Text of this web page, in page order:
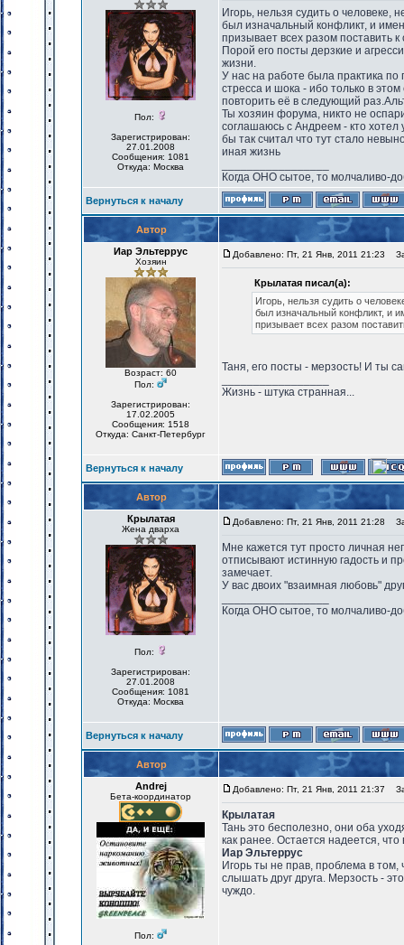
Пол:
Зарегистрирован:
27.01.2008
Сообщения: 1081
Откуда: Москва
Игорь, нельзя судить о человеке,
был изначальный конфликт, и
призывает всех разом поставить к
Порой его посты дерзкие и
жизни.
У нас на работе была практика по
стресса и шока - ибо только в
повторить её в следующий
Ты хозяин форума, никто не
соглашаюсь с Андреем - кто
бы так считал что тут стало
иная жизнь
Когда ОНО сытое, то молчаливо-
Вернуться к началу
Автор
Иар Эльтеррус
Хозяин
Возраст: 60
Пол:
Зарегистрирован:
17.02.2005
Сообщения: 1518
Откуда: Санкт-Петербург
Добавлено: Пт, 21 Янв, 2011 21:23
Крылатая писал(а):
Игорь, нельзя судить о
был изначальный конфликт, и
призывает всех разом
Таня, его посты - мерзость! И ты
Жизнь - штука странная...
Вернуться к началу
Автор
Крылатая
Жена дварха
Пол:
Зарегистрирован:
27.01.2008
Сообщения: 1081
Откуда: Москва
Добавлено: Пт, 21 Янв, 2011 21:28
Мне кажется тут просто личная
отписывают истинную гадость и
замечает.
У вас двоих "взаимная любовь"
Когда ОНО сытое, то молчаливо-
Вернуться к началу
Автор
Andrej
Бета-координатор
Пол:
Добавлено: Пт, 21 Янв, 2011 21:37
Крылатая
Тань это бесполезно, они оба
как ранее. Остается надеется, что
Иар Эльтеррус
Игорь ты не прав, проблема в
слышать друг друга. Мерзость -
чуждо.